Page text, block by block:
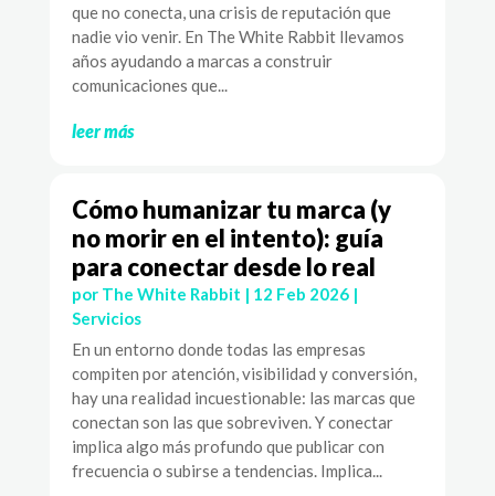
que no conecta, una crisis de reputación que
nadie vio venir. En The White Rabbit llevamos
años ayudando a marcas a construir
comunicaciones que...
leer más
Cómo humanizar tu marca (y
no morir en el intento): guía
para conectar desde lo real
por The White Rabbit | 12 Feb 2026|
Servicios
En un entorno donde todas las empresas
compiten por atención, visibilidad y conversión,
hay una realidad incuestionable: las marcas que
conectan son las que sobreviven. Y conectar
implica algo más profundo que publicar con
frecuencia o subirse a tendencias. Implica...